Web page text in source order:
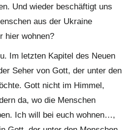
Und wieder beschäftigt uns
aus der Ukraine
hier wohnen?
Im letzten Kapitel des Neuen
Seher von Gott, der unter den
Gott nicht im Himmel,
da, wo die Menschen
Ich will bei euch wohnen…,